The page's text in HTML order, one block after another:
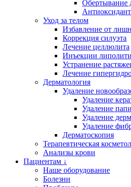
Обертывание
Уход за телом
Избавление от
Коррекция силуэта
Лечение целлюлита
Инъекции
Устранение
Лечение
Дерматология
Удаление
Удаление
Удаление
Удаление
Удаление
Дерматоскопия
Терапевтическая
Анализы крови
Пациентам ↓
Наше оборудование
Болезни